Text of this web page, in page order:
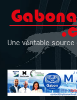
content
Une véritable